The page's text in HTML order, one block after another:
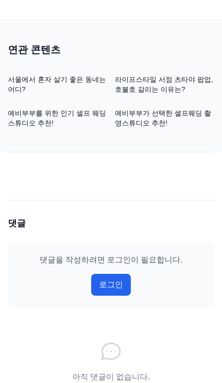
연관 콘텐츠
서울에서 혼자 살기 좋은 동네는
어디?
라이프스타일 서점 츠타야 팝업,
호불호 갈리는 이유는?
예비부부를 위한 인기 셀프 웨딩
스튜디오 추천!
예비부부가 선택한 셀프웨딩 촬
영스튜디오 추천!
댓글
댓글을 작성하려면 로그인이 필요합니다.
로그인
아직 댓글이 없습니다.